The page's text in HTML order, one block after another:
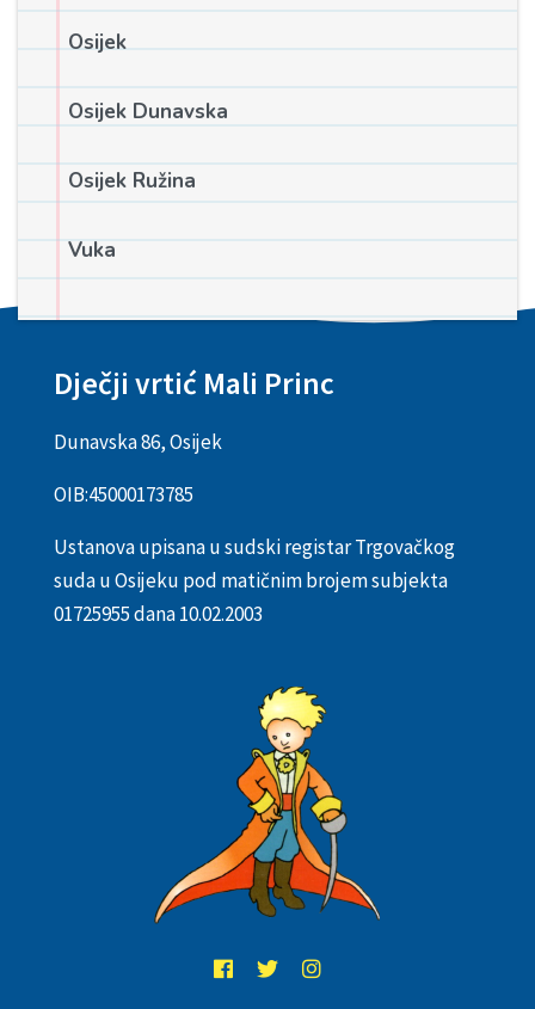
Osijek
Osijek Dunavska
Osijek Ružina
Vuka
Dječji vrtić Mali Princ
Dunavska 86, Osijek
OIB:45000173785
Ustanova upisana u sudski registar Trgovačkog
suda u Osijeku pod matičnim brojem subjekta
01725955 dana 10.02.2003